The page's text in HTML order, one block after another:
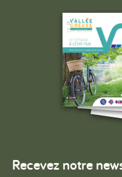
Recevez notre